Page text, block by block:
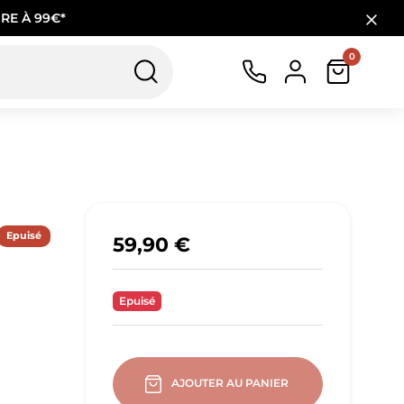
À 99€*
0
Epuisé 59,90 €
Epuisé
AJOUTER AU PANIER